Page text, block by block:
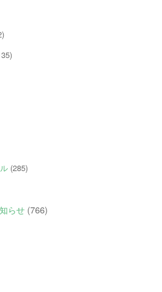
(285)
らせ (766)